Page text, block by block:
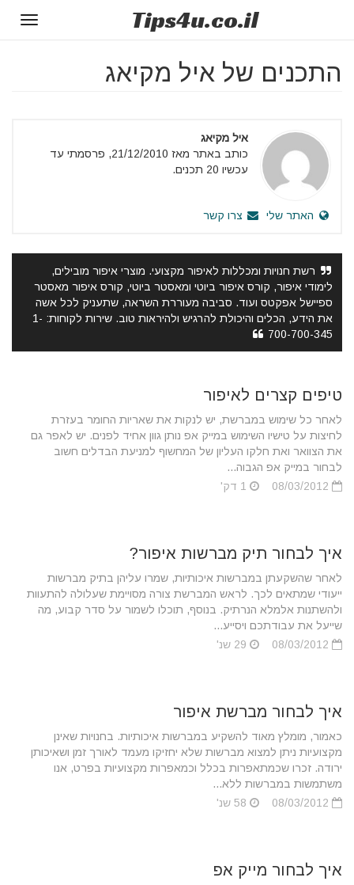
Tips4u.co.il
התכנים של איל מקיאג
איל מקיאג
כותב באתר מאז 21/12/2010, פרסמתי עד
עכשיו 20 תכנים.
האתר שלי צרו קשר
רשת חנויות ומכללות לאיפור מקצועי. מוצרי איפור מובילים,
לימודי איפור, קורס איפור ביוטי ומאסטר ביוטי, קורס איפור מאסטר
ספיישל אפקטס ועוד. סביבה מעוררת השראה, שתעניק לכל אשה
את הידע, הכלים והיכולת להרגיש ולהיראות טוב. שירות לקוחות: 1-
700-700-345
טיפים קצרים לאיפור
לאחר כל שימוש במברשת, יש לנקות את שאריות החומר בעזרת
לחיצות על טישיו השימוש במייק אפ נותן גוון אחיד לפנים. יש לאפר גם
את הצוואר ואת חלקו העליון של המחשוף למניעת הבדלים חשוב
לבחור במייק אפ הגבוה...
איך לבחור תיק מברשות איפור?
לאחר שהשקעתן במברשות איכותיות, שמרו עליהן בתיק מברשות
ייעודי שמתאים לכך. לראש המברשת צורה מסויימת שעלולה להתעוות
ולהשתנות אלמלא הנרתיק. בנוסף, תוכלו לשמור על סדר קבוע, מה
שייעל את עבודתכם ויסייע...
איך לבחור מברשת איפור
כאמור, מומלץ מאוד להשקיע במברשות איכותיות. בחנויות שאינן
מקצועיות ניתן למצוא מברשות שלא יחזיקו מעמד לאורך זמן ושאיכותן
ירודה. זכרו שכמתאפרות בכלל וכמאפרות מקצועיות בפרט, אנו
משתמשות במברשות ללא...
איך לבחור מייק אפ